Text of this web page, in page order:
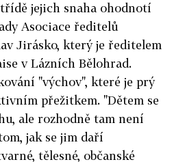
jejich snaha ohodnotí
Asociace ředitelů
Jirásko, který je ředitelem
v Lázních Bělohrad.
"výchov", které je prý
přežitkem. "Dětem se
ale rozhodně tam není
jak se jim daří
tělesné, občanské